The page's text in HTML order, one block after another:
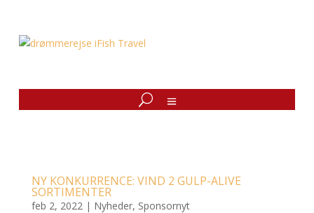
NY KONKURRENCE: VIND 2 GULP-ALIVE
SORTIMENTER
feb 2, 2022| Nyheder, Sponsornyt